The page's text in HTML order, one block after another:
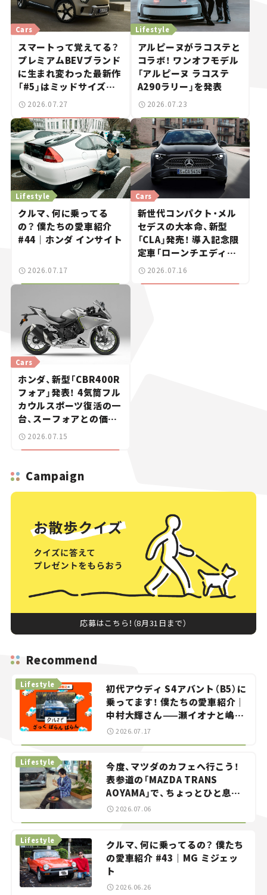
Cars
スマートって覚えてる？
プレミアムBEVブランド
に生まれ変わった最新作
「#5」はミッドサイズ
SUV！【日本未発売のク
2026.07.27
Lifestyle
アルピーヌがラコステと
コラボ！ ワンオフモデル
「アルピーヌ ラコステ
A290ラリー」を発表
2026.07.23
Lifestyle
クルマ、何に乗ってる
の？ 僕たちの愛車紹介
#44｜ホンダ インサイト
2026.07.17
Cars
新世代コンパクト・メル
セデスの大本命、新型
「CLA」発売！ 導入記念限
定車「ローンチエディシ
ョン」を設定【新車ニュー
2026.07.16
Cars
ホンダ、新型「CBR400R
フォア」発表！ 4気筒フル
カウルスポーツ復活の一
台、スーフォアとの価格
差は20万円【新車ニュー
2026.07.15
Campaign
応募はこちら！（8月31日まで）
Recommend
初代アウディ S4アバント（B5）に
乗ってます！ 僕たちの愛車紹介｜
中村大輝さん——瀬イオナと嶋田
智之の「クルマでざっくばらんば
Lifestyle
2026.07.17
今度、マツダのカフェへ行こう！
表参道の「MAZDA TRANS
AOYAMA」で、ちょっとひと息。
——連載｜CCGとクルマでどうす
る？＜第13回＞
Lifestyle
2026.07.06
クルマ、何に乗ってるの？ 僕たち
の愛車紹介 #43｜MG ミジェッ
ト
Lifestyle
2026.06.26